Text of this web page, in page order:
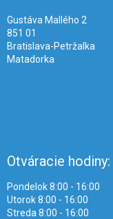
Gustáva Mallého 2
851 01
Bratislava-Petržalka
Matadorka
Otváracie hodiny:
Pondelok 8:00 - 16:00
Utorok 8:00 - 16:00
Streda 8:00 - 16:00